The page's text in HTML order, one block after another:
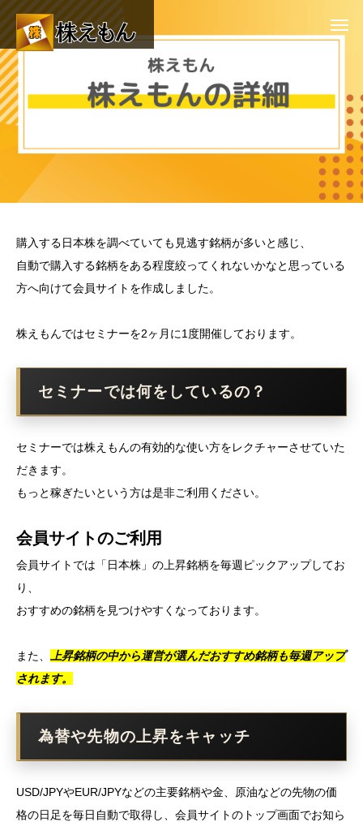
購入する日本株を調べていても見逃す銘柄が多いと感じ、
自動で購入する銘柄をある程度絞ってくれないかなと思っている
方へ向けて会員サイトを作成しました。
株えもんではセミナーを2ヶ月に1度開催しております。
セミナーでは何をしているの？
セミナーでは株えもんの有効的な使い方をレクチャーさせていた
だきます。
もっと稼ぎたいという方は是非ご利用ください。
会員サイトのご利用
会員サイトでは「日本株」の上昇銘柄を毎週ピックアップしてお
り、
おすすめの銘柄を見つけやすくなっております。
また、
上昇銘柄の中から運営が選んだおすすめ銘柄も毎週アップ
されます。
為替や先物の上昇をキャッチ
USD/JPYやEUR/JPYなどの主要銘柄や金、原油などの先物の価
格の日足を毎日自動で取得し、会員サイトのトップ画面でお知ら